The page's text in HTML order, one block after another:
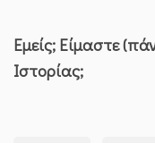
Εμείς; Είμαστε
Ιστορίας;